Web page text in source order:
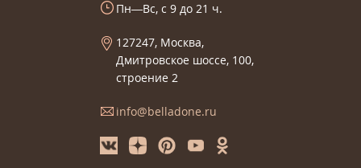
Пн—Вс, с 9 до 21 ч.
127247, Москва,
Дмитровское шоссе, 100,
строение 2
info@belladone.ru